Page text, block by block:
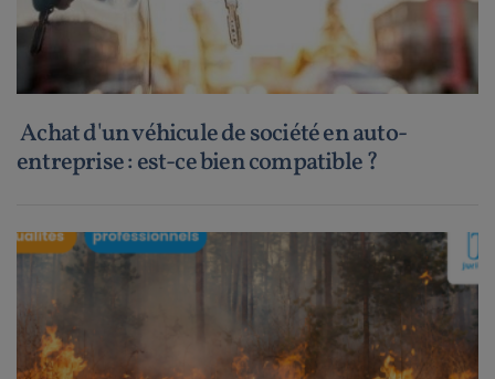
Achat d'un véhicule de société en auto-
entreprise : est-ce bien compatible ?